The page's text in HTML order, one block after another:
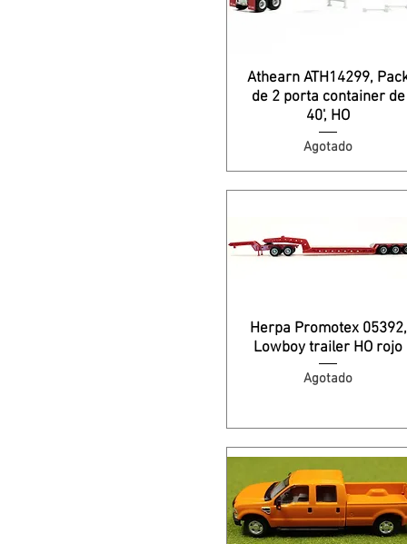
Athearn ATH14299,
de 2 porta container de
40', HO
Agotado
Herpa Promotex 05392,
Lowboy trailer HO rojo
Agotado